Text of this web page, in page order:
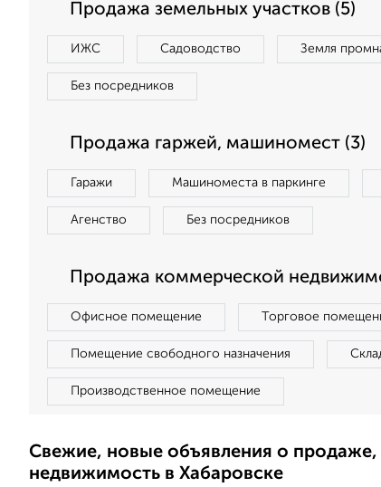
Продажа земельных участков (5)
ИЖС Садоводство Земля
Без посредников
Продажа гаржей, машиномест (3)
Гаражи Машиноместа в паркинге
Агенство Без посредников
Продажа коммерческой
Офисное помещение Торговое
Помещение свободного назначения
Производственное помещение
Свежие, новые объявления о
недвижимость в Хабаровске